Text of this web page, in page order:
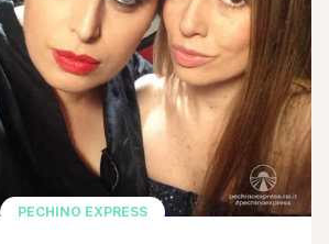
PECHINO EXPRESS